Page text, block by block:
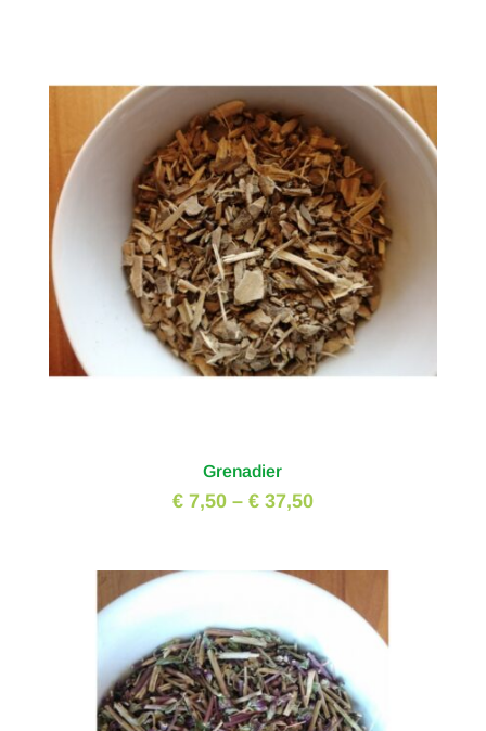
Grenadier
€ 7,50– € 37,50